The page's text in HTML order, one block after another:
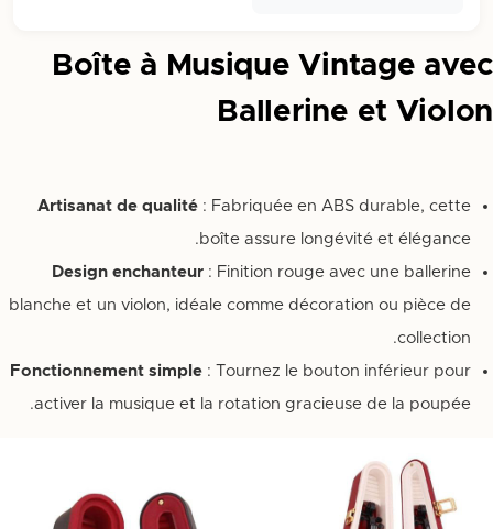
Boîte à Musique Vintage avec
Ballerine et Violon
Artisanat de qualité : Fabriquée en ABS durable, cette
boîte assure longévité et élégance.
Design enchanteur : Finition rouge avec une ballerine
blanche et un violon, idéale comme décoration ou pièce de
collection.
Fonctionnement simple : Tournez le bouton inférieur pour
activer la musique et la rotation gracieuse de la poupée.